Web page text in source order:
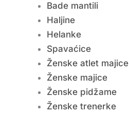
Bade mantili
Haljine
Helanke
Spavaćice
Ženske atlet majice
Ženske majice
Ženske pidžame
Ženske trenerke